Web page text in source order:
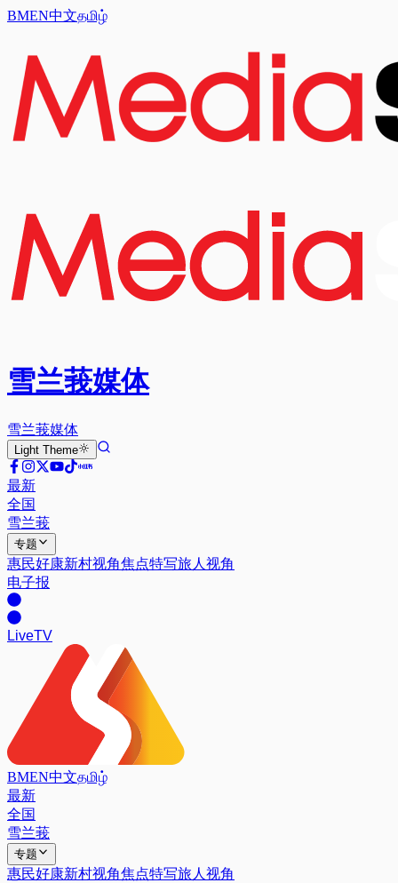
BMEN中文தமிழ்
雪兰莪媒体
雪兰莪媒体
Light Theme
最新
全国
雪兰莪
专题
惠民好康新村视角焦点特写旅人视角
电子报
LiveTV
BMEN中文தமிழ்
最新
全国
雪兰莪
专题
惠民好康新村视角焦点特写旅人视角